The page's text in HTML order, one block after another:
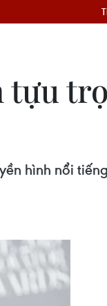
tựu
hình nổi